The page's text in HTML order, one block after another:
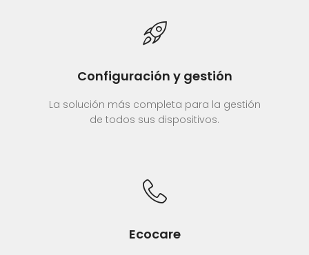
Configuración y gestión
La solución más completa para la gestión
de todos sus dispositivos.
Ecocare